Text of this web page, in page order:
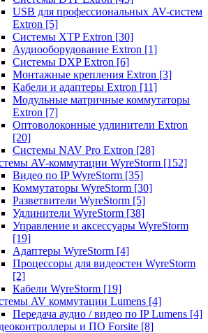
USB для профессиональных AV-систем
Extron [5]
Системы XTP Extron [30]
Аудиооборудование Extron [1]
Системы DXP Extron [6]
Монтажные крепления Extron [3]
Кабели и адаптеры Extron [11]
Модульные матричные коммутаторы
Extron [7]
Оптоволоконные удлинители Extron
[20]
Системы NAV Pro Extron [28]
AV-коммутации WyreStorm [152]
Видео по IP WyreStorm [35]
Коммутаторы WyreStorm [30]
Разветвители WyreStorm [5]
Удлинители WyreStorm [38]
Управление и аксессуары WyreStorm
[19]
Адаптеры WyreStorm [4]
Процессоры для видеостен WyreStorm
[2]
Кабели WyreStorm [19]
AV коммутации Lumens [4]
Передача аудио / видео по IP Lumens [4]
и ПО Forsite [8]